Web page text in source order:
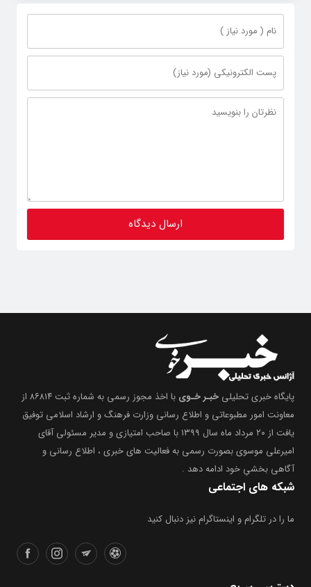
پایگاه خبری تحلیلی خبـر خـوی
با اخذ مجوز رسمی به شماره ثبت ۸۶۸۱۴ از
معاونت امور مطبوعاتی و اطلاع رسانی وزارت فرهنگ و ارشاد اسلامی توفیق
یافت از ۲۰ مرداد ماه سال ۱۳۹۹ با صاحب امتیازی و مدیر مسئولی آقای
امیرعلی موسوی بصورت رسمی به فعالیت های خبری ، اطلاع رسانی و
آگاهی بخشیِ خود ادامه دهد .
شبکه های اجتماعی
ما را در تلگرام و اینستاگرام نیز دنبال کنید